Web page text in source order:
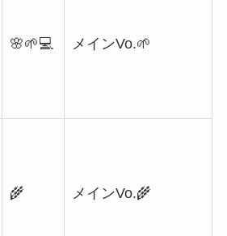
🌸🌱💻 メインVo.🌱
🌾 メインVo.🌾